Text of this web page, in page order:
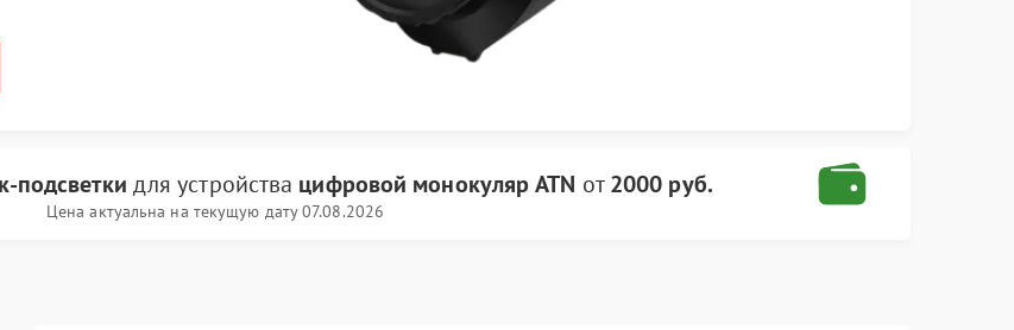
подсветки для устройства цифровой монокуляр ATN от2000 руб.
Цена актуальна на текущую дату 07.08.2026